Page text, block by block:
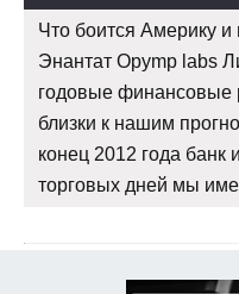
Что боится Америку и
Энантат Opymp labs
годовые финансовые
близки к нашим
конец 2012 года банк
торговых дней мы